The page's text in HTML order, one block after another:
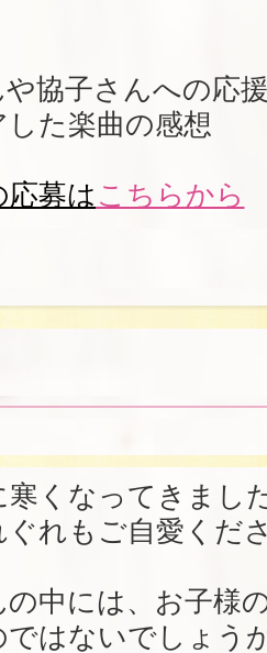
協子さんへの応
た楽曲の感想
応募は こちらから
寒くなってきまし
ぐれもご自愛くだ
の中には、お子様
ではないでしょう